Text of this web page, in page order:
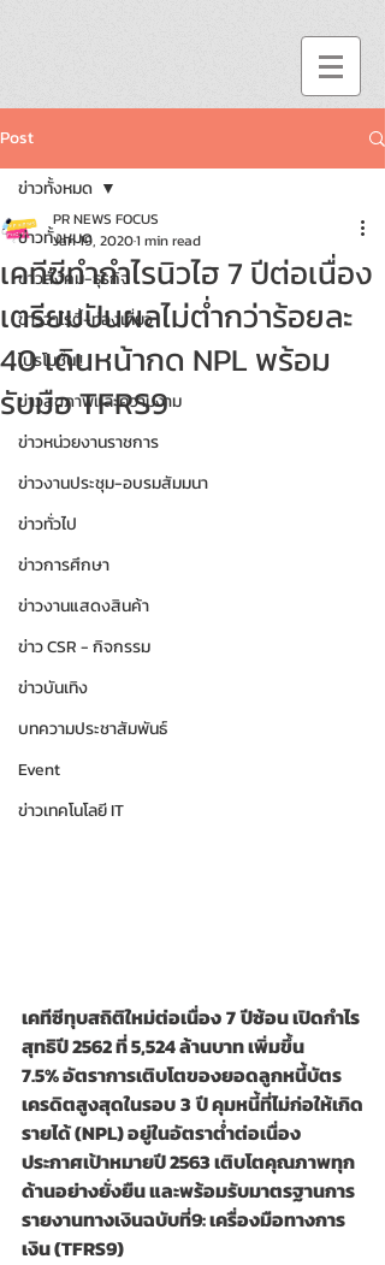
Post
ข่าวทั้งหมด
ข่าวสังคม-ธุรกิจ
ข่าววาไรตี้-ท่องเที่ยว
โปรโมชั่น!!
ข่าวสุขภาพและความงาม
ข่าวหน่วยงานราชการ
ข่าวงานประชุม-อบรมสัมมนา
ข่าวทั่วไป
ข่าวการศึกษา
ข่าวงานแสดงสินค้า
ข่าว CSR - กิจกรรม
ข่าวบันเทิง
บทความประชาสัมพันธ์
Event
ข่าวเทคโนโลยี IT
ข่าวทั้งหมด
เคทีซีทำกำไรนิวไฮ 7 ปีต่อเนื่อง
เตรียมปันผลไม่ต่ำกว่าร้อยละ
40 เดินหน้ากด NPL พร้อม
รับมือ TFRS9
PR NEWS FOCUS
Jan 19, 20201 min read
เคทีซีทุบสถิติใหม่ต่อเนื่อง7ปีซ้อน เปิดกำไร
สุทธิปี 2562 ที่ 5,524 ล้านบาท เพิ่มขึ้น
7.5% อัตราการเติบโตของยอดลูกหนี้บัตร
เครดิตสูงสุดในรอบ3 ปี คุมหนี้ที่ไม่ก่อให้เกิด
รายได้ (NPL) อยู่ในอัตราต่ำต่อเนื่อง
ประกาศเป้าหมายปี 2563 เติบโตคุณภาพทุก
ด้านอย่างยั่งยืน และพร้อมรับมาตรฐานการ
รายงานทางเงินฉบับที่9: เครื่องมือทางการ
เงิน (TFRS9)